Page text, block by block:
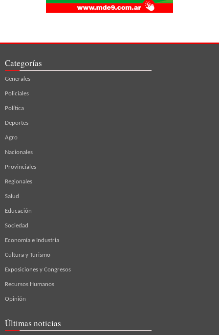
Categorías
Generales
Policiales
Política
Deportes
Agro
Nacionales
Provinciales
Regionales
Salud
Educación
Sociedad
Economía e Industria
Cultura y Turismo
Exposiciones y Congresos
Recursos Humanos
Opinión
Últimas noticias